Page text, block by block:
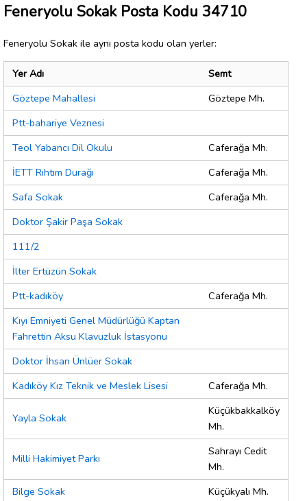
Feneryolu Sokak Posta Kodu 34710
Feneryolu Sokak ile aynı posta kodu olan yerler:
Yer Adı
Semt
Göztepe Mahallesi
Göztepe Mh.
Ptt-bahariye Veznesi
Teol Yabancı Dil Okulu
Caferağa Mh.
İETT Rıhtım Durağı
Caferağa Mh.
Safa Sokak
Caferağa Mh.
Doktor Şakir Paşa Sokak
111/2
İlter Ertüzün Sokak
Ptt-kadıköy
Caferağa Mh.
Kıyı Emniyeti Genel Müdürlüğü Kaptan
Fahrettin Aksu Klavuzluk İstasyonu
Doktor İhsan Ünlüer Sokak
Kadıköy Kız Teknik ve Meslek Lisesi
Caferağa Mh.
Yayla Sokak
Küçükbakkalköy
Mh.
Milli Hakimiyet Parkı
Sahrayı Cedit
Mh.
Bilge Sokak
Küçükyalı Mh.